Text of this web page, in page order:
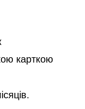
карткою